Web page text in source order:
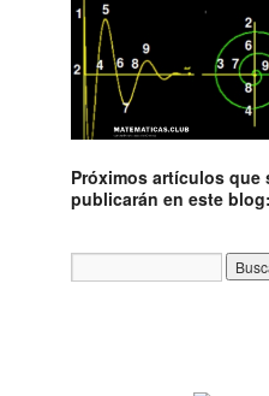
Próximos artículos que
publicarán en este blog: